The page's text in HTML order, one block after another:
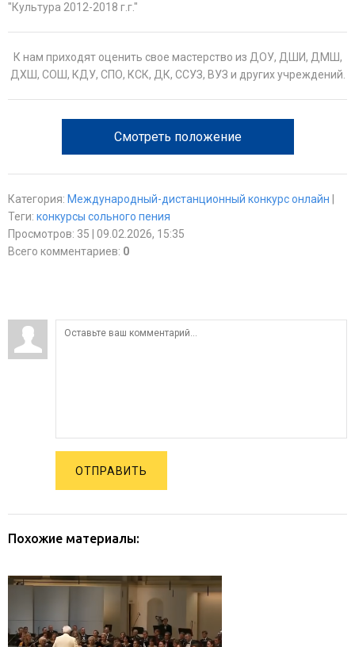
"Культура 2012-2018 г.г."
К нам приходят оценить свое мастерство из ДОУ, ДШИ, ДМШ,
ДХШ, СОШ, КДУ, СПО, КСК, ДК, ССУЗ, ВУЗ и других учреждений.
Смотреть положение
Категория: Международный-дистанционный конкурс онлайн
Теги: конкурсы сольного пения
Просмотров: 35 | 09.02.2026, 15:35
Всего комментариев: 0
ОТПРАВИТЬ
Похожие материалы: